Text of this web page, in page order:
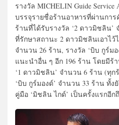
รางวัล MICHELIN Guide
บรรจุรายชื่อร้านอาหารที่ผ่านกา
ร้านที่ได้รับรางวัล ‘2 ดาวมิชลิน
ที่รักษาสถานะ 2 ดาวมิชลินเอาไว้
จำนวน 26 ร้าน, รางวัล ‘บิบ กูร์ม
แนะนำอื่น ๆ อีก 196 ร้าน โดยมีร้
‘1 ดาวมิชลิน’ จำนวน 6 ร้าน (ทุก
‘บิบ กูร์มองด์’ จำนวน 33 ร้าน ทั้
คู่มือ ‘มิชลิน ไกด์’ เป็นครั้งแรกอีก